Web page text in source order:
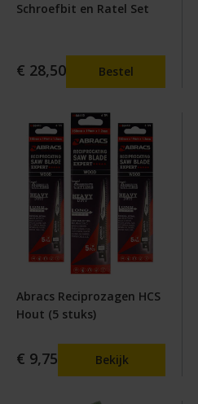
Schroefbit en Ratel Set
€ 28,50 Bestel
Abracs Reciprozagen HCS
Hout (5 stuks)
€ 9,75 Bekijk